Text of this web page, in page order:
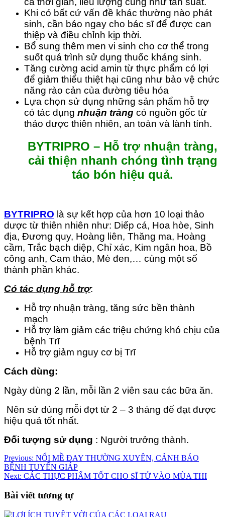
Khi có bất cứ vấn đề khác thường nào phát
sinh, cần báo ngay cho bác sĩ để được can
thiệp và điều chỉnh kịp thời.
Bổ sung thêm men vi sinh cho cơ thể trong
suốt quá trình sử dụng thuốc kháng sinh.
Tăng cường acid amin từ thực phẩm có lợi
để giảm thiểu thiệt hại cũng như bảo vệ chức
năng rào cản của đường tiêu hóa
Lựa chọn sử dụng những sản phẩm hỗ trợ
có tác dụng nhuận tràng có nguồn gốc từ
thảo dược thiên nhiên, an toàn và lành tính.
BYTRIPRO – Hỗ trợ nhuận tràng,
cải thiện nhanh chóng tình trạng
táo bón hiệu quả.
BYTRIPRO là sự kết hợp của hơn 10 loại thảo
dược từ thiên nhiên như: Diếp cá, Hoa hòe, Sinh
địa, Đương quy, Hoàng liên, Thăng ma, Hoàng
cầm, Trắc bạch diệp, Chỉ xác, Kim ngân hoa, Bồ
công anh, Cam thảo, Mè đen,… cùng một số
thành phần khác.
Có tác dụng hỗ trợ:
Hỗ trợ nhuận tràng, tăng sức bền thành
mạch
Hỗ trợ làm giảm các triệu chứng khó chịu của
bệnh Trĩ
Hỗ trợ giảm nguy cơ bị Trĩ
Cách dùng:
Ngày dùng 2 lần, mỗi lần 2 viên sau các bữa ăn.
Nên sử dùng mỗi đợt từ 2 – 3 tháng để đạt được
hiệu quả tốt nhất.
Đối tượng sử dụng : Người trưởng thành.
Điều
hướng
viết
Previous: NỔI MỀ ĐAY THƯỜNG XUYÊN, CẢNH BÁO
BỆNH TUYẾN GIÁP
Next: CÁC THỰC PHẨM TỐT CHO SĨ TỬ VÀO MÙA THI
Bài viết tương tự